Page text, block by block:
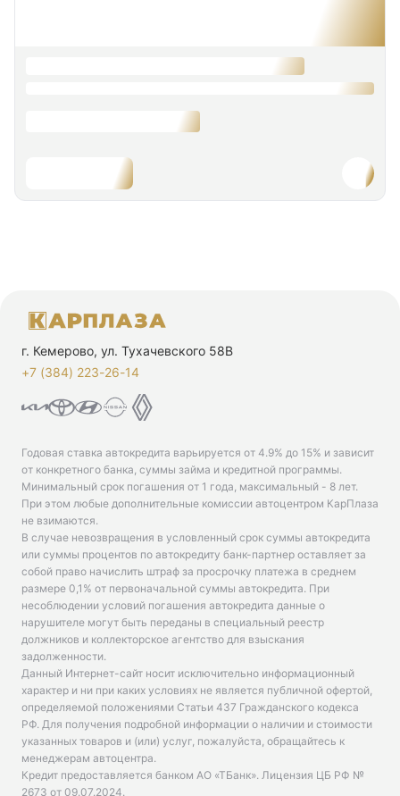
г. Кемерово, ул. Тухачевского 58В
+7 (384) 223-26-14‬
Годовая ставка автокредита варьируется от 4.9% до 15% и зависит
от конкретного банка, суммы займа и кредитной программы.
Минимальный срок погашения от 1 года, максимальный - 8 лет.
При этом любые дополнительные комиссии автоцентром КарПлаза
не взимаются.
В случае невозвращения в условленный срок суммы автокредита
или суммы процентов по автокредиту банк-партнер оставляет за
собой право начислить штраф за просрочку платежа в среднем
размере 0,1% от первоначальной суммы автокредита. При
несоблюдении условий погашения автокредита данные о
нарушителе могут быть переданы в специальный реестр
должников и коллекторское агентство для взыскания
задолженности.
Данный Интернет-сайт носит исключительно информационный
характер и ни при каких условиях не является публичной офертой,
определяемой положениями Статьи 437 Гражданского кодекса
РФ. Для получения подробной информации о наличии и стоимости
указанных товаров и (или) услуг, пожалуйста, обращайтесь к
менеджерам автоцентра.
Кредит предоставляется банком АО «ТБанк». Лицензия ЦБ РФ №
2673 от 09.07.2024.